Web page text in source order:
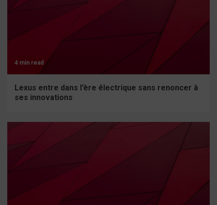
4 min read
Lexus entre dans l’ère électrique sans renoncer à
ses innovations